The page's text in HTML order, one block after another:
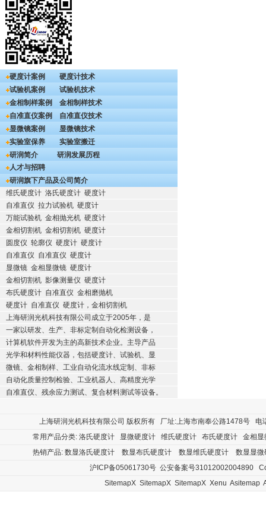
硬度计案例
硬度计技术
试验机案例
试验机技术
金相制样案例
金相制样技术
自准直仪案例
自准直仪技术
显微镜案例
显微镜技术
实验室保养
实验室搬迁
研润简介
研润发展历程
人才与招聘
研润旗下产品及公司简介
维氏硬度计 洛氏硬度计 硬度计
自准直仪 拉力试验机 硬度计
万能试验机 金相抛光机 硬度计
金相切割机 金相切割机 硬度计
圆度仪 轮廓仪 硬度计 硬度计
自准直仪 自准直仪 硬度计
显微镜 金相显微镜 硬度计
金相切割机 影像测量仪 硬度计
布氏硬度计 自准直仪 金相磨抛机
硬度计 自准直仪 硬度计，金相切割机
上海研润光机科技有限公司成立于2005年，是
一家以研发、生产、非标定制自动化检测设备，
计算机软件开发为主的高新技术企业。主导产品
光学和材料性能仪器，包括硬度计、试验机、显
微镜、金相制样、工业自动化流水线定制、非标
自动化质量控制检验、工业机器人、高精度光学
自准直仪、残余应力测试、复合材料测试等设备。
上海研润光机科技有限公司 版权所有 厂址:上海市南奉公路1478号
常用产品分类: 洛氏硬度计 显微硬度计 维氏硬度计 布氏硬度计
金相显
热销产品: 数显洛氏硬度计 数显布氏硬度计 数显维氏硬度计
数显显微
沪ICP备05061730号 公安备案号31012002004890
SitemapX SitemapX SitemapX Xenu Asitemap